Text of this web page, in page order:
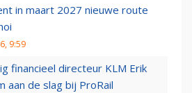
in maart 2027 nieuwe route
9:59
financieel directeur KLM Erik
aan de slag bij ProRail